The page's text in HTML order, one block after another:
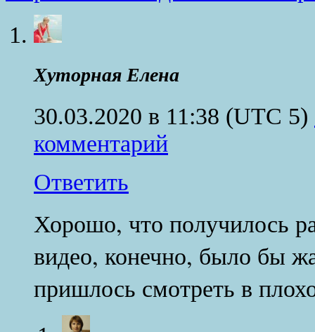
Хуторная Елена
30.03.2020 в 11:38 (UTC 5)
комментарий
Ответить
Хорошо, что получилось
видео, конечно, было бы
пришлось смотреть в